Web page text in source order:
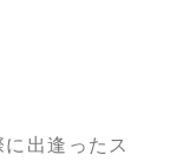
出逢ったス